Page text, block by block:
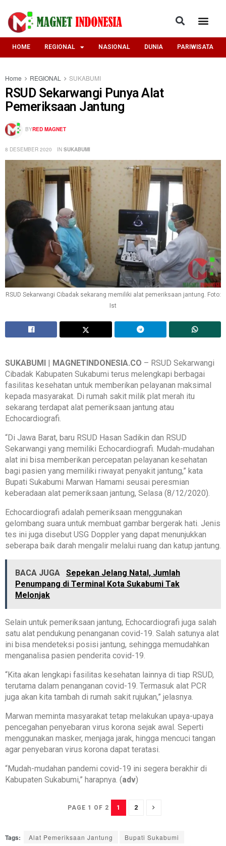
HOME REGIONAL NASIONAL DUNIA PARIWISATA
Home REGIONAL SUKABUMI
RSUD Sekarwangi Punya Alat
Pemeriksaan Jantung
BYRED MAGNET
8 DESEMBER 2020 IN SUKABUMI
RSUD Sekarwangi Cibadak sekarang memiliki alat pemeriksaan jantung. Foto:
Ist
SUKABUMI | MAGNETINDONESIA.CO – RSUD Sekarwangi
Cibadak Kabupaten Sukabumi terus melengkapi berbagai
fasilitas kesehatan untuk memberikan pelayanan maksimal
kepada masyarakat. Di rumah sakit milik plat merah itu
sekarang terdapat alat pemeriksaan jantung atau
Echocardiografi.
“Di Jawa Barat, baru RSUD Hasan Sadikin dan RSUD
Sekarwangi yang memiliki Echocardiografi. Mudah-mudahan
alat ini bisa memberikan percepatan pelayanan kesehatan
bagi pasien yang memiliki riwayat penyakit jantung,” kata
Bupati Sukabumi Marwan Hamami seusai peresmian
keberadaan alat pemeriksaan jantung, Selasa (8/12/2020).
Echocardiografi adalah pemeriksaan menggunakan
gelombang suara untuk membuat gambar bergerak hati. Jenis
tes ini juga disebut USG Doppler yang dapat menunjukkan
seberapa baik darah mengalir melalui ruang dan katup jantung.
BACA JUGA
Sepekan Jelang Natal, Jumlah
Penumpang di Terminal Kota Sukabumi Tak
Melonjak
Selain untuk pemeriksaan jantung, Echocardiografi juga salah
satu alat pendukung penanganan covid-19. Salah satunya alat
ini bisa mendeteksi posisi jantung, sehingga memudahkan
menganalisa pasien penderita covid-19.
“Kita akan lengkapi fasilitas kesehatan lainnya di tiap RSUD,
terutama dalam penanganan covid-19. Termasuk alat PCR
juga akan kita tambah di rumah sakit rujukan,” jelasnya.
Marwan meminta masyarakat tetap melakukan upaya-upaya
pencegahan penyebaran virus korona sejak awal. Seperti
menggunakan masker, menjaga jarak, hingga mencuci tangan
agar penyebaran virus korona dapat teratasi.
“Mudah-mudahan pandemi covid-19 ini segera berakhir di
Kabupaten Sukabumi,” harapnya. (adv)
PAGE 1 OF 2 1 2
Tags: Alat Pemeriksaan Jantung
Bupati Sukabumi